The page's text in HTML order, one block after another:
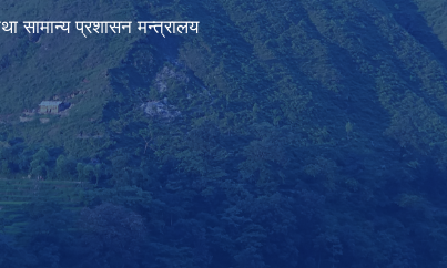
सामान्य प्रशासन मन्त्रालय